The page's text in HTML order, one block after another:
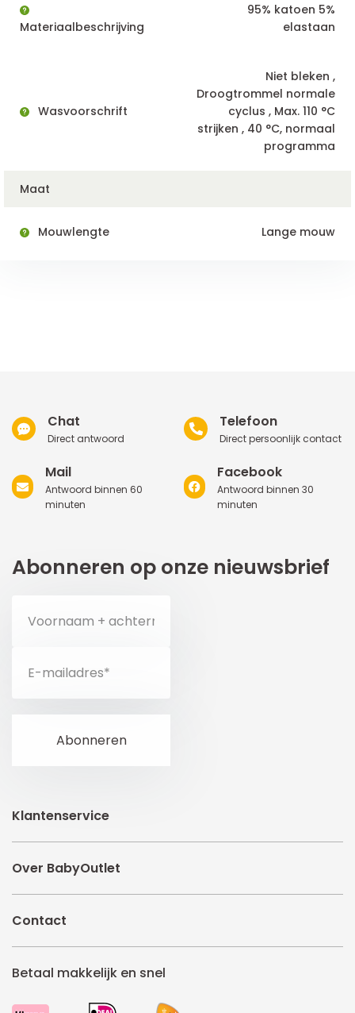
Materiaalbeschrijving
95% katoen 5%
elastaan
Wasvoorschrift
Niet bleken ,
Droogtrommel normale
cyclus , Max. 110 °C
strijken , 40 °C, normaal
programma
Maat
Mouwlengte Lange mouw
Chat
Direct antwoord
Telefoon
Direct persoonlijk contact
Mail
Antwoord binnen 60
minuten
Facebook
Antwoord binnen 30
minuten
Abonneren op onze nieuwsbrief
Klantenservice
Over BabyOutlet
Contact
Betaal makkelijk en snel